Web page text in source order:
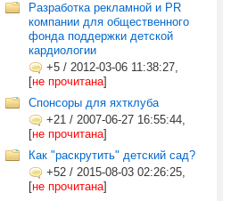
Разработка рекламной и PR
компании для общественного
фонда поддержки детской
кардиологии
+5 / 2012-03-06 11:38:27,
[не прочитана]
Cпонсоры для яхтклуба
+21 / 2007-06-27 16:55:44,
[не прочитана]
Как "раскрутить" детский сад?
+52 / 2015-08-03 02:26:25,
[не прочитана]